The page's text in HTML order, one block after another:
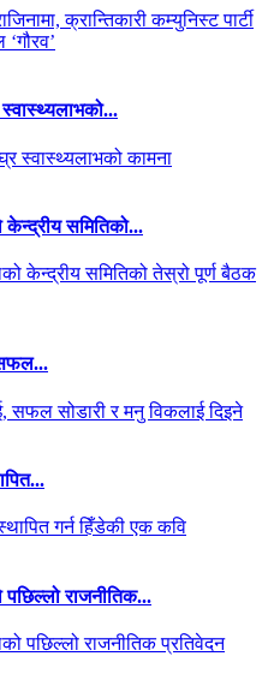
स्वास्थ्यलाभको...
केन्द्रीय समितिको...
पछिल्लो राजनीतिक...